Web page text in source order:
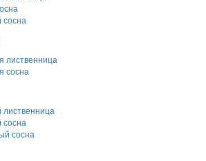
сосна
лиственница
сосна
лиственница
сосна
сосна